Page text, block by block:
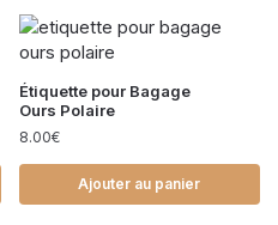
Étiquette pour Bagage
Ours Polaire
8.00€
Ajouter au panier